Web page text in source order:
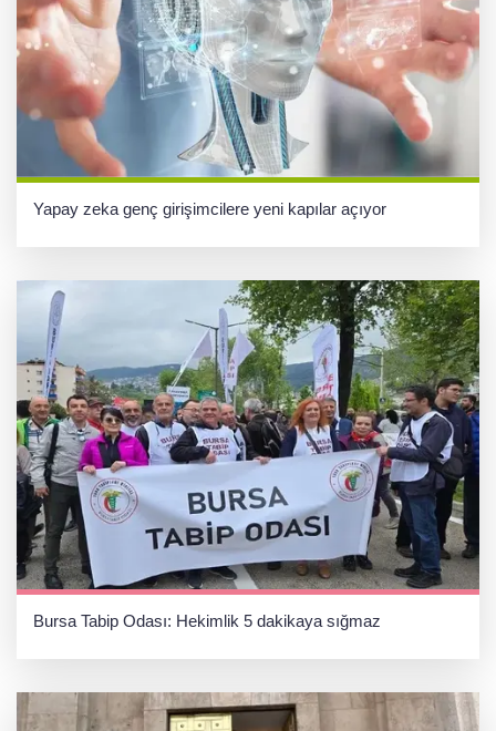
Yapay zeka genç girişimcilere yeni kapılar açıyor
Bursa Tabip Odası: Hekimlik 5 dakikaya sığmaz